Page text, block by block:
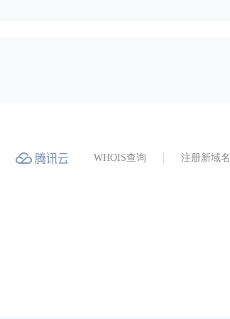
WHOIS查询 注册新域名